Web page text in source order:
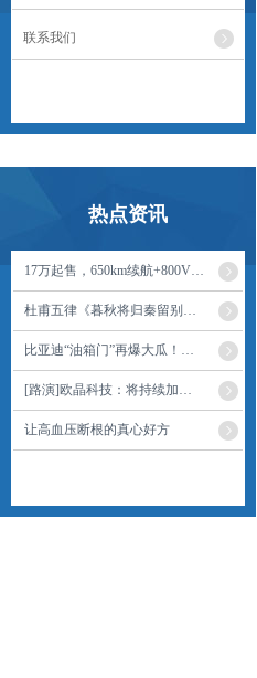
联系我们
热点资讯
17万起售，650km续航+800V+激光雷达！这台比亚迪这样选
杜甫五律《暮秋将归秦留别湖南幕府亲友》读记
比亚迪“油箱门”再爆大瓜！曾私下开条件求放过？
[路演]欧晶科技：将持续加强研发技术创新 实施有效降本增效措施
让高血压断根的真心好方